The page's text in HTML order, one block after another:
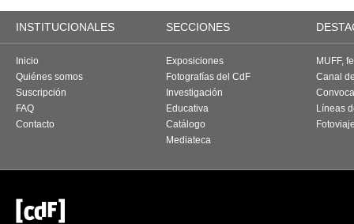
INSTITUCIONALES SECCIONES
Inicio
Quiénes somos
Suscripción
FAQ
Contacto
Exposiciones
Fotografías del CdF
Investigación
Educativa
Catálogo
Mediateca
MUFF,
Canal
Líneas